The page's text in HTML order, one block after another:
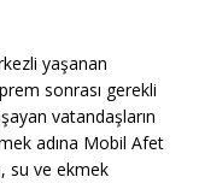
yaşanan
sonrası gerekli
vatandaşların
adına Mobil Afet
su ve ekmek